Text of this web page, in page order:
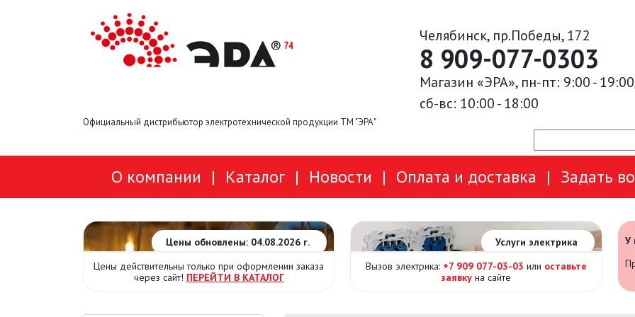
Официальный дистрибьютор электротехнической продукции ТМ "ЭРА"
Челябинск, пр.Победы, 172
8 909-077-0303
Магазин «ЭРА», пн-пт: 9:00 -
сб-вс: 10:00 - 18:00
О компании | Каталог | Новости | Оплата и доставка | Задать
Цены обновлены: 04.08.2026 г.
Цены действительны только при оформлении заказа
через сайт! ПЕРЕЙТИ В КАТАЛОГ
Услуги электрика
Вызов электрика: +7 909 077-03-03 или оставьте
заявку на сайте
У